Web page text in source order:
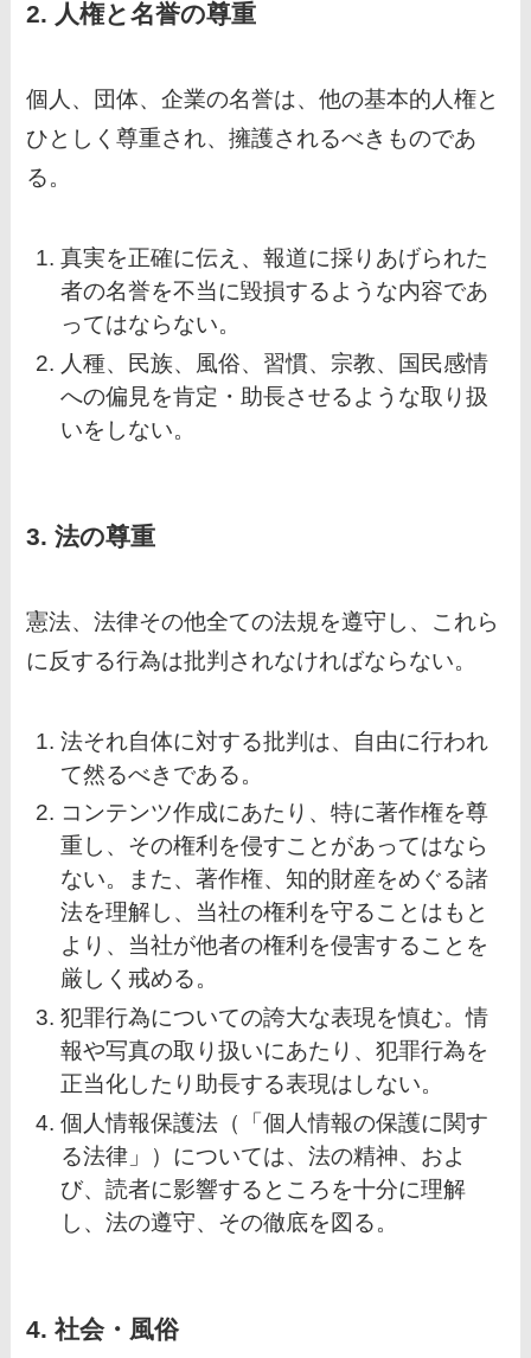
2. 人権と名誉の尊重
個人、団体、企業の名誉は、他の基本的人権と
ひとしく尊重され、擁護されるべきものであ
る。
真実を正確に伝え、報道に採りあげられた
者の名誉を不当に毀損するような内容であ
ってはならない。
人種、民族、風俗、習慣、宗教、国民感情
への偏見を肯定・助長させるような取り扱
いをしない。
3. 法の尊重
憲法、法律その他全ての法規を遵守し、これら
に反する行為は批判されなければならない。
法それ自体に対する批判は、自由に行われ
て然るべきである。
コンテンツ作成にあたり、特に著作権を尊
重し、その権利を侵すことがあってはなら
ない。また、著作権、知的財産をめぐる諸
法を理解し、当社の権利を守ることはもと
より、当社が他者の権利を侵害することを
厳しく戒める。
犯罪行為についての誇大な表現を慎む。情
報や写真の取り扱いにあたり、犯罪行為を
正当化したり助長する表現はしない。
個人情報保護法（「個人情報の保護に関す
る法律」）については、法の精神、およ
び、読者に影響するところを十分に理解
し、法の遵守、その徹底を図る。
4. 社会・風俗